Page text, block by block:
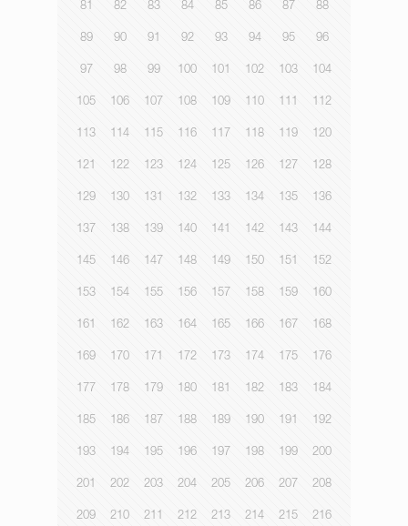
81 82 83 84 85 86 87 88
89 90 91 92 93 94 95 96
97 98 99 100 101 102 103 104
105 106 107 108 109 110 111 112
113 114 115 116 117 118 119 120
121 122 123 124 125 126 127 128
129 130 131 132 133 134 135 136
137 138 139 140 141 142 143 144
145 146 147 148 149 150 151 152
153 154 155 156 157 158 159 160
161 162 163 164 165 166 167 168
169 170 171 172 173 174 175 176
177 178 179 180 181 182 183 184
185 186 187 188 189 190 191 192
193 194 195 196 197 198 199 200
201 202 203 204 205 206 207 208
209 210 211 212 213 214 215 216